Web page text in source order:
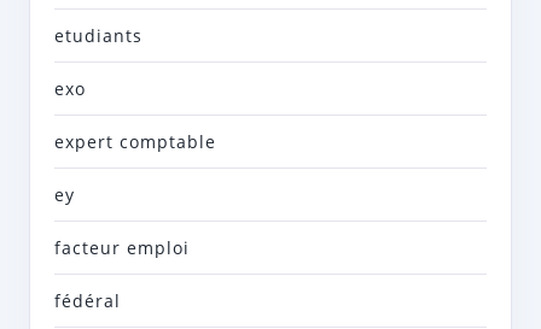
etudiants
exo
expert comptable
ey
facteur emploi
fédéral